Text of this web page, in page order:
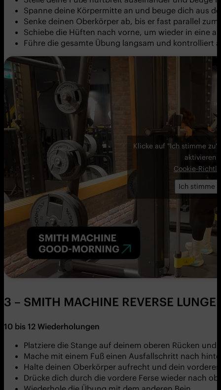
Spanne deine Körpermitte an und beuge dich aus
Senke deinen Oberkörper ab, bis er fast parallel
Schiebe die Hüften nach vorne, um wieder in eine
Führe die gesamte Übung langsam und kontrolliert
Klicke auf "Ich stimme
aktivieren
Cookie-
Ich stimme
3 – SMITH MACHINE REVERSE LUNGE
10 bis 12 Wiederholungen
Platziere die Stange auf deinem oberen Rücken
Mache mit einem Fuß einen Ausfallschritt nach
Halte deinen Oberkörper aufrecht und dein
Drücke dich durch die vordere Ferse wieder nach